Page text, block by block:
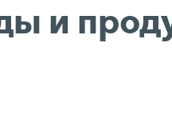
и